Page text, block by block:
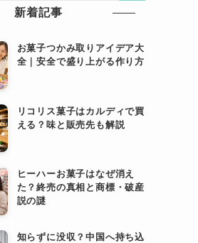
新着記事
お菓子つかみ取りアイデア大
全｜安全で盛り上がる作り方
リコリス菓子はカルディで買
える？味と販売先も解説
ヒーハーお菓子はなぜ消え
た？終売の真相と商標・破産
説の謎
知らずに没収？中国へ持ち込